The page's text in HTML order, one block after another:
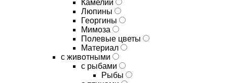
Камелии
Люпины
Георгины
Мимоза
Полевые цветы
Материал
с животными
с рыбами
Рыбы